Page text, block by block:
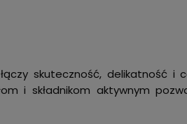
skuteczność, delikatność i
i składnikom aktywnym